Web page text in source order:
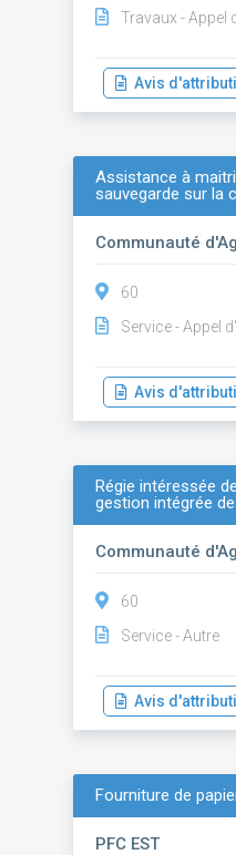
Travaux - Appel
Avis
Assistance à
sauvegarde sur la
Communauté
60
Service - Appel
Avis
Régie intéressée
gestion intégrée
Communauté
60
Service - Autre
Avis
Fourniture de
PFC EST